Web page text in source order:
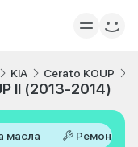
KIA Cerato KOUP
II (2013-2014)
масла Ремонт